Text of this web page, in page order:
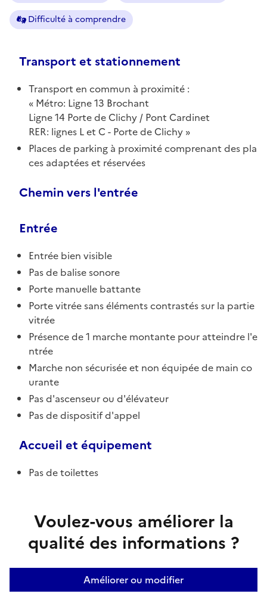
Difficulté à comprendre
Transport et stationnement
Transport en commun à proximité :
Métro: Ligne 13 Brochant
Ligne 14 Porte de Clichy / Pont Cardinet
RER: lignes L et C - Porte de Clichy
Places de parking à proximité comprenant des pla
ces adaptées et réservées
Chemin vers l'entrée
Entrée
Entrée bien visible
Pas de balise sonore
Porte manuelle battante
Porte vitrée sans éléments contrastés sur la partie
vitrée
Présence de 1 marche montante pour atteindre l'e
ntrée
Marche non sécurisée et non équipée de main co
urante
Pas d'ascenseur ou d'élévateur
Pas de dispositif d'appel
Accueil et équipement
Pas de toilettes
Voulez-vous améliorer la
qualité des informations ?
Améliorer ou modifier